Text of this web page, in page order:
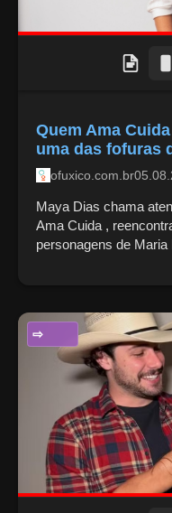
Quem Ama
uma das fofuras
ofuxico.com.br
Maya Dias chama
Ama Cuida ,
personagens de Maria
ENTRETENIMENTO